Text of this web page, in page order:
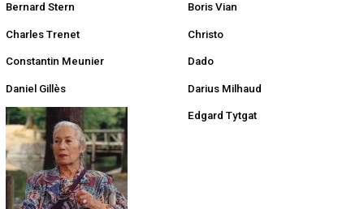
Bernard Stern Boris Vian
Charles Trenet Christo
Constantin Meunier Dado
Daniel Gillès Darius Milhaud
Edgard Tytgat